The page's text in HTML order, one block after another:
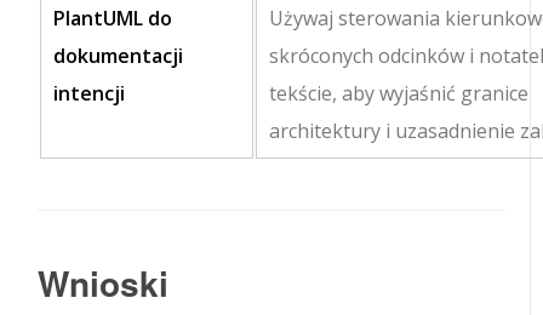
PlantUML do
dokumentacji
intencji
Używaj sterowania
skróconych odcinków i
tekście, aby wyjaśnić granice
architektury i uzasadnienie
Wnioski